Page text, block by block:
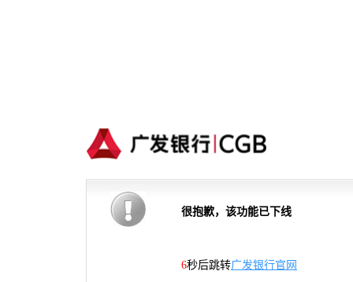
很抱歉，该功能已下线
6秒后跳转广发银行官网